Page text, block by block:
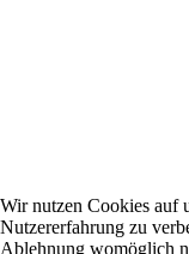
Wir nutzen Cookies auf
Nutzererfahrung zu
Ablehnung womöglich